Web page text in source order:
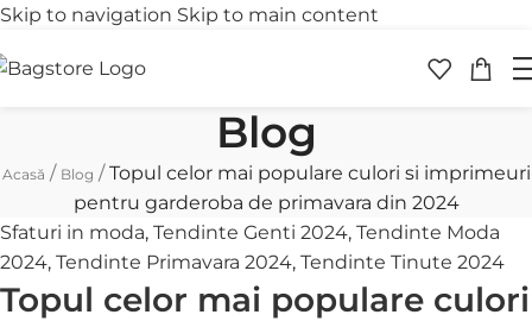
Skip to navigation Skip to main content
Transport gratuit
Blog
Acasă / Blog /Topul celor mai populare culori si imprimeuri
pentru garderoba de primavara din 2024
Sfaturi in moda, Tendinte Genti 2024, Tendinte Moda
2024, Tendinte Primavara 2024, Tendinte Tinute 2024
Topul celor mai populare culori